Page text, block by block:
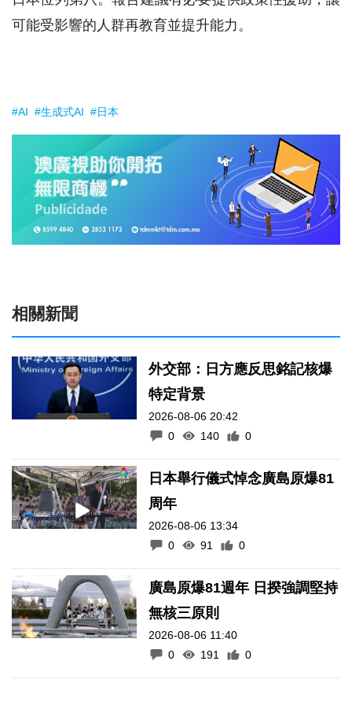
可能受影響的人群再教育並提升能力。
#AI #生成式AI #日本
相關新聞
外交部：日方應反思銘記核爆
特定背景
2026-08-06 20:42
0
140 0
日本舉行儀式悼念廣島原爆81
周年
2026-08-06 13:34
0
91 0
廣島原爆81週年 日揆強調堅持
無核三原則
2026-08-06 11:40
0
191 0